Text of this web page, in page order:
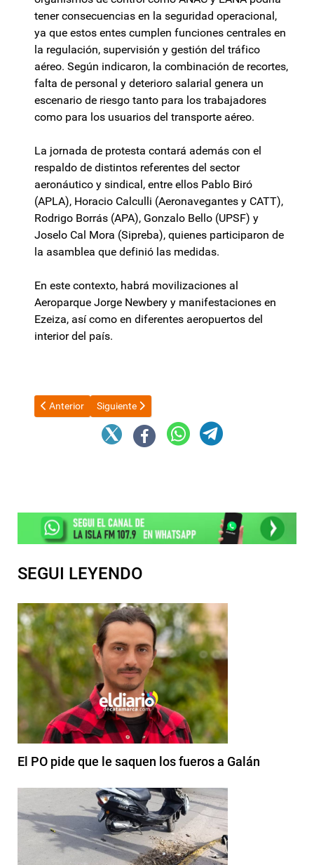
tener consecuencias en la seguridad operacional,
ya que estos entes cumplen funciones centrales en
la regulación, supervisión y gestión del tráfico
aéreo. Según indicaron, la combinación de recortes,
falta de personal y deterioro salarial genera un
escenario de riesgo tanto para los trabajadores
como para los usuarios del transporte aéreo.
La jornada de protesta contará además con el
respaldo de distintos referentes del sector
aeronáutico y sindical, entre ellos Pablo Biró
(APLA), Horacio Calculli (Aeronavegantes y CATT),
Rodrigo Borrás (APA), Gonzalo Bello (UPSF) y
Joselo Cal Mora (Sipreba), quienes participaron de
la asamblea que definió las medidas.
En este contexto, habrá movilizaciones al
Aeroparque Jorge Newbery y manifestaciones en
Ezeiza, así como en diferentes aeropuertos del
interior del país.
Artículo anterior: “Es realmente contradictoria la postura local
Anterior Artículo siguiente: Sturzenegger sigue con su
Siguiente
SEGUI LEYENDO
El PO pide que le saquen los fueros a Galán